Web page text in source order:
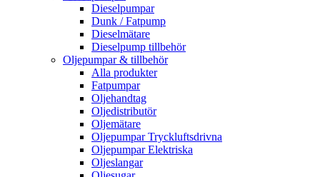
Dieselpumpar
Dunk / Fatpump
Dieselmätare
Dieselpump tillbehör
Oljepumpar & tillbehör
Alla produkter
Fatpumpar
Oljehandtag
Oljedistributör
Oljemätare
Oljepumpar Tryckluftsdrivna
Oljepumpar Elektriska
Oljeslangar